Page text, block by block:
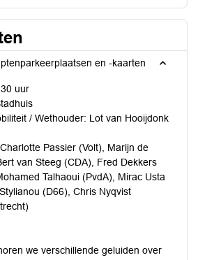
en -kaarten
uur
/ Wethouder: Lot van Hooijdonk
Passier (Volt), Marijn de
van Steeg (CDA), Fred Dekkers
Talhaoui (PvdA), Mirac Usta
(D66), Chris Nyqvist
we verschillende geluiden over